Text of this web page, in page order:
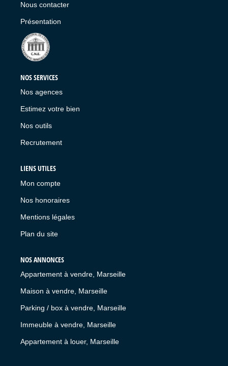
Nous contacter
Présentation
NOS SERVICES
Nos agences
Estimez votre bien
Nos outils
Recrutement
LIENS UTILES
Mon compte
Nos honoraires
Mentions légales
Plan du site
NOS ANNONCES
Appartement à vendre, Marseille
Maison à vendre, Marseille
Parking / box à vendre, Marseille
Immeuble à vendre, Marseille
Appartement à louer, Marseille